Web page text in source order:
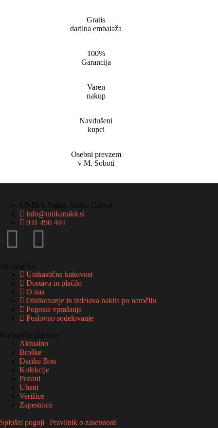
Gratis
darilna embalaža
100%
Garancija
Varen
nakup
Navdušeni
kupci
Osebni prevzem
v M. Soboti
info@unikanakit.si
031 490 444
Unikastična kakovost
Dostava in plačilo
O nas
Oblikovanje in izdelava nakita po naročilu
Pogosta vprašanja
Poslovno sodelovanje
Aktualno
Broške
Darilni Bon
Kolekcije
Prstani
Uhani
Verižice
Zapestnice
Splošni pogoji Pravilnik o zasebnosti